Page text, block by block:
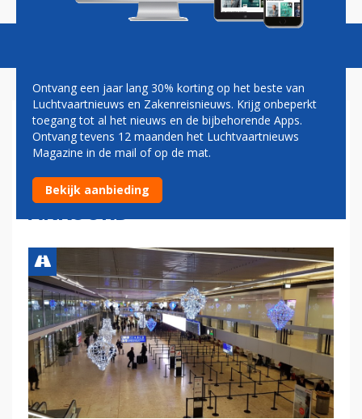
GROTE STAKING OP
LUCHTHAVEN GENÈVE
VOORBIJ NA SLUITEN
AKKOORD
Ontvang een jaar lang 30% korting op het beste van
Luchtvaartnieuws en Zakenreisnieuws. Krijg onbeperkt
toegang tot al het nieuws en de bijbehorende Apps.
Ontvang tevens 12 maanden het Luchtvaartnieuws
Magazine in de mail of op de mat.
Bekijk aanbieding